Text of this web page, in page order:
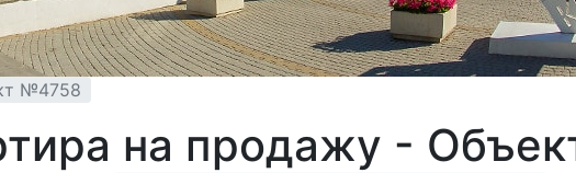
№4758
на продажу -